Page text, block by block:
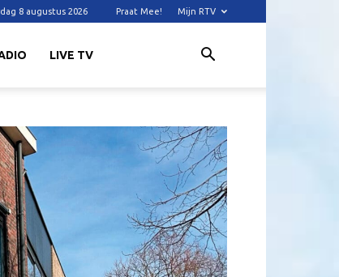
8 augustus 2026 Praat Mee! Mijn RTV
LIVE TV